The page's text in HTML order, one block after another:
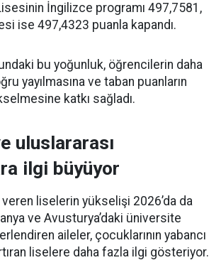
İngilizce programı 497,7581,
ise 497,4323 puanla kapandı.
bu yoğunluk, öğrencilerin daha
yayılmasına ve taban puanların
katkı sağladı.
uluslararası
ilgi büyüyor
liselerin yükselişi 2026’da da
ve Avusturya’daki üniversite
aileler, çocuklarının yabancı
liselere daha fazla ilgi gösteriyor.